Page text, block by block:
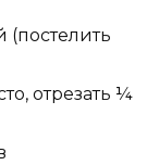
отрезать ¼